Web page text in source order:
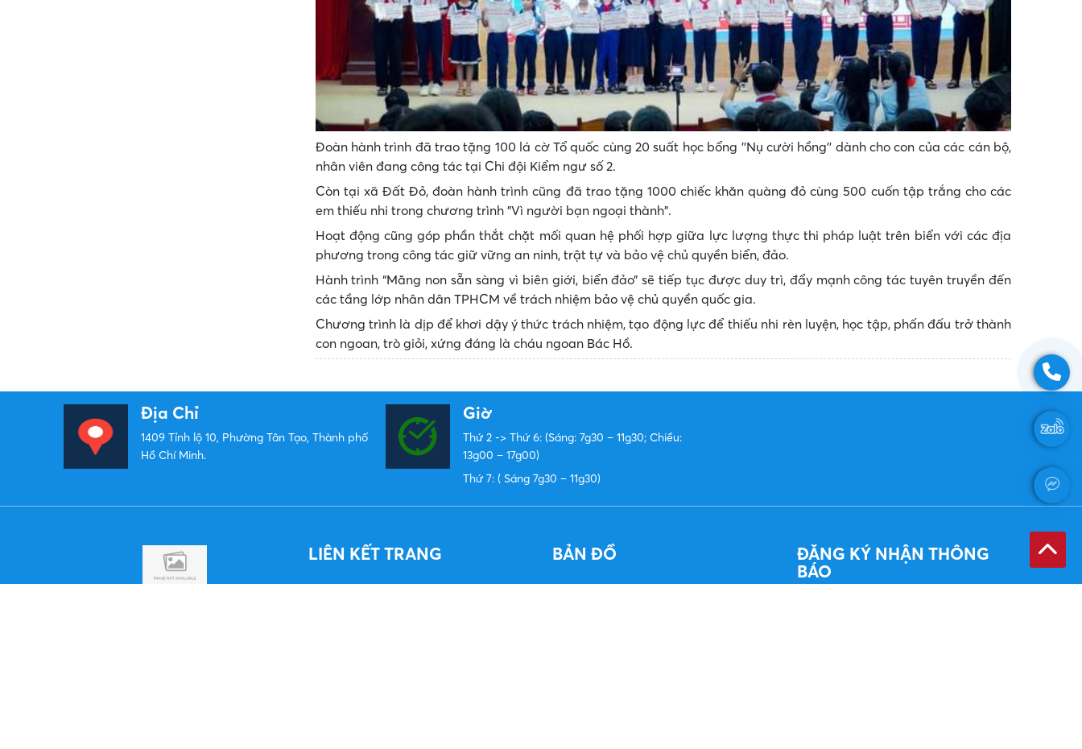
Đoàn hành trình đã trao tặng 100 lá cờ Tổ quốc cùng 20 suất học bổng ''Nụ cười hồng'' dành cho con của các cán bộ,
nhân viên đang công tác tại Chi đội Kiểm ngư số 2.
Còn tại xã Đất Đỏ, đoàn hành trình cũng đã trao tặng 1000 chiếc khăn quàng đỏ cùng 500 cuốn tập trắng cho các
em thiếu nhi trong chương trình "Vì người bạn ngoại thành".
Hoạt động cũng góp phần thắt chặt mối quan hệ phối hợp giữa lực lượng thực thi pháp luật trên biển với các địa
phương trong công tác giữ vững an ninh, trật tự và bảo vệ chủ quyền biển, đảo.
Hành trình “Măng non sẵn sàng vì biên giới, biển đảo” sẽ tiếp tục được duy trì, đẩy mạnh công tác tuyên truyền đến
các tầng lớp nhân dân TPHCM về trách nhiệm bảo vệ chủ quyền quốc gia.
Chương trình là dịp để khơi dậy ý thức trách nhiệm, tạo động lực để thiếu nhi rèn luyện, học tập, phấn đấu trở thành
con ngoan, trò giỏi, xứng đáng là cháu ngoan Bác Hồ.
Địa Chỉ
1409 Tỉnh lộ 10, Phường Tân Tạo, Thành phố
Hồ Chí Minh.
Giờ
Thứ 2 -> Thứ 6: (Sáng: 7g30 – 11g30; Chiều:
13g00 – 17g00)
Thứ 7: ( Sáng 7g30 – 11g30)
LIÊN KẾT TRANG BẢN ĐỒ
ĐĂNG KÝ NHẬN THÔNG
BÁO